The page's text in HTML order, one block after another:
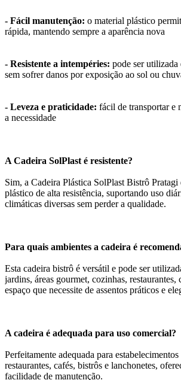
- Fácil manutenção: o material plástico
rápida, mantendo sempre a aparência nova
- Resistente a intempéries: pode ser utilizada
sem sofrer danos por exposição ao sol ou
- Leveza e praticidade: fácil de transportar e
a necessidade
A Cadeira SolPlast é resistente?
Sim, a Cadeira Plástica SolPlast Bistrô
plástico de alta resistência, suportando uso
climáticas diversas sem perder a qualidade.
Para quais ambientes a cadeira é
Esta cadeira bistrô é versátil e pode ser
jardins, áreas gourmet, cozinhas, restaurantes,
espaço que necessite de assentos práticos e
A cadeira é adequada para uso comercial?
Perfeitamente adequada para
restaurantes, cafés, bistrôs e lanchonetes,
facilidade de manutenção.